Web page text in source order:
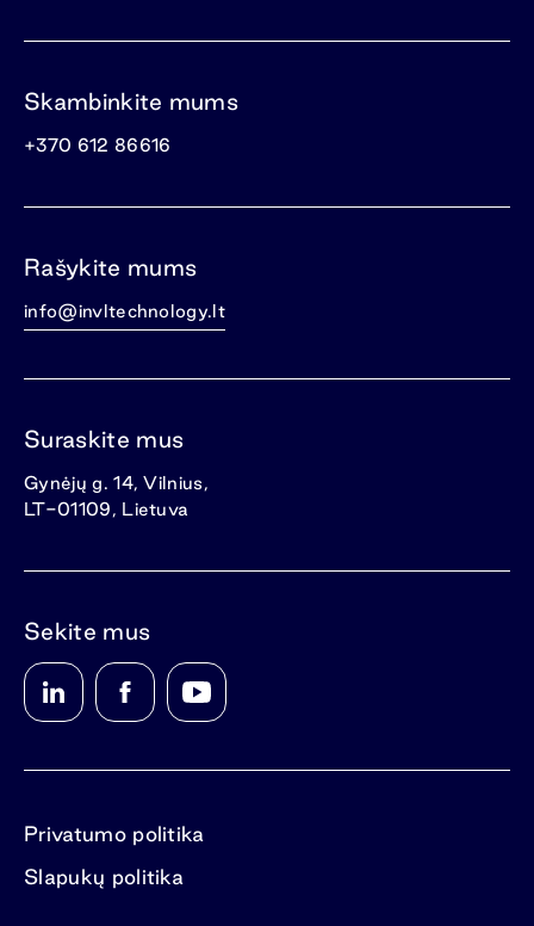
Skambinkite mums
+370 612 86616
Rašykite mums
info@invltechnology.lt
Suraskite mus
Gynėjų g. 14, Vilnius,
LT-01109, Lietuva
Sekite mus
Privatumo politika
Slapukų politika